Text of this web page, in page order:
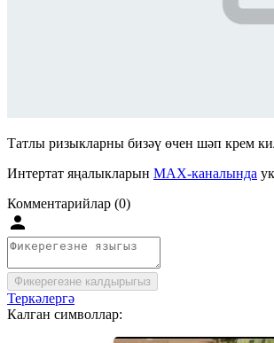
Татлы ризыкларны бизәү өчен шәп крем
Интертат яңалыкларын MAX-каналында
Комментарийлар (0)
Фикерегезне калдырыгыз
Теркәлергә
Калган символлар: